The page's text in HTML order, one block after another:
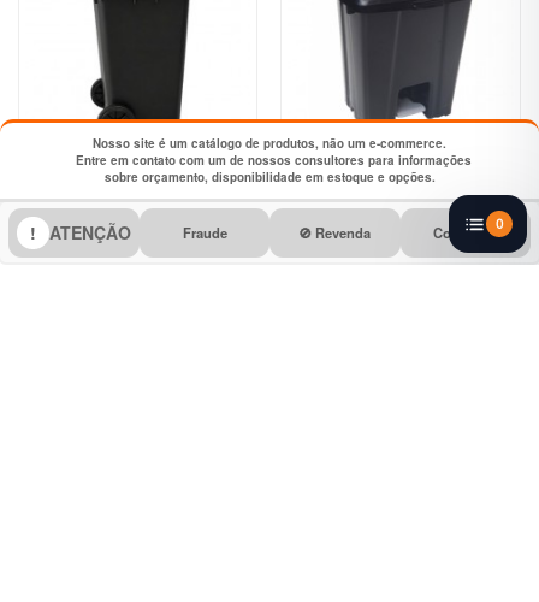
Lixeira Preta 120 Litros Sem
Pedal, Com Tampa e Roda -
Tonk
Lixeira Preta 15 Litros com
Pedal e Tampa - JSN
! ATENÇÃO
Nosso site é um catálogo de produtos, não um e-commerce.
Entre em contato com um de nossos consultores para informações
sobre orçamento, disponibilidade em estoque e opções.
Fraude 🚫 Revenda Cobertura0